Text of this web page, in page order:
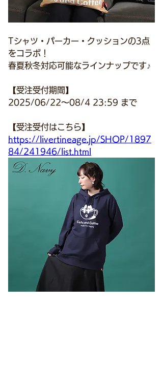
Tシャツ・パーカー・クッションの3点
をコラボ！
春夏秋冬対応可能なラインナップです♪
【受注受付期間】
2025/06/22～08/4 23:59 まで
【受注受付はこちら】
https://livertineage.jp/SHOP/1897
84/241946/list.html